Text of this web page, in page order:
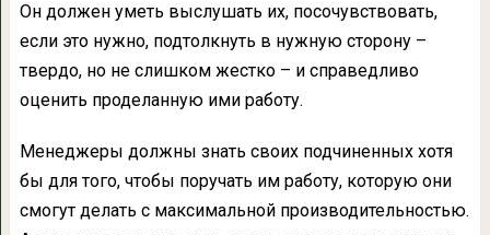
Он должен уметь выслушать их, посочувствовать,
если это нужно, подтолкнуть в нужную сторону –
твердо, но не слишком жестко – и справедливо
оценить проделанную ими работу.
Менеджеры должны знать своих подчиненных хотя
бы для того, чтобы поручать им работу, которую они
смогут делать с максимальной производительностью.